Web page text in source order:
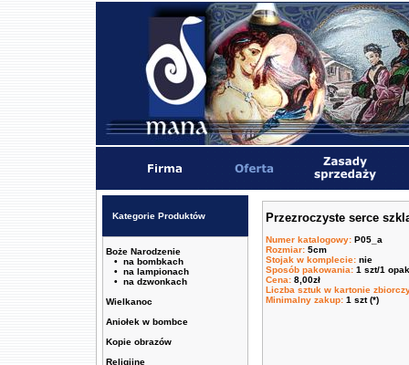
Kategorie Produktów
Boże Narodzenie
• na bombkach
• na lampionach
• na dzwonkach
Wielkanoc
Aniołek w bombce
Kopie obrazów
Religijne
Przezroczyste serce
Numer katalogowy: P05_a
Rozmiar: 5cm
Stojak w komplecie: nie
Sposób pakowania: 1 szt/1
Cena: 8,00zł
Liczba sztuk w kartonie
Minimalny zakup: 1 szt (*)